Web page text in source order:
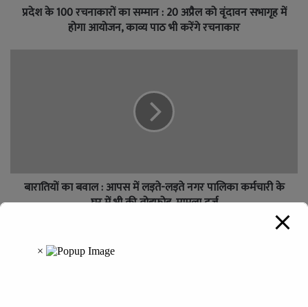
प्रदेश के 100 रचनाकारों का सम्मान : 20 अप्रैल को वृंदावन सभागृह में
होगा आयोजन, काव्य पाठ भी करेंगे रचनाकार
बारातियों का बवाल : आपस में लड़ते-लड़ते नगर पालिका कर्मचारी के
घर में भी की तोड़फोड़, मामला दर्ज